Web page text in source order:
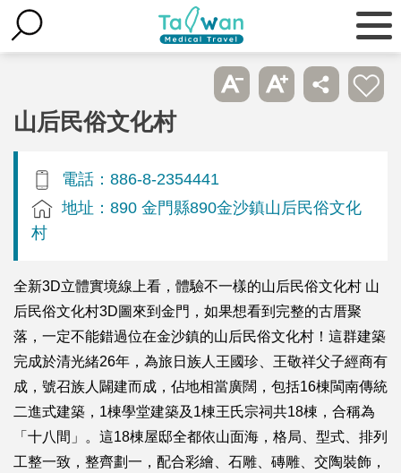
山后民俗文化村
電話：886-8-2354441
地址：890 金門縣890金沙鎮山后民俗文化
村
全新3D立體實境線上看，體驗不一樣的山后民俗文化村 山
后民俗文化村3D圖來到金門，如果想看到完整的古厝聚
落，一定不能錯過位在金沙鎮的山后民俗文化村！這群建築
完成於清光緒26年，為旅日族人王國珍、王敬祥父子經商有
成，號召族人闢建而成，佔地相當廣闊，包括16棟閩南傳統
二進式建築，1棟學堂建築及1棟王氏宗祠共18棟，合稱為
「十八間」。這18棟屋邸全都依山面海，格局、型式、排列
工整一致，整齊劃一，配合彩繪、石雕、磚雕、交陶裝飾，